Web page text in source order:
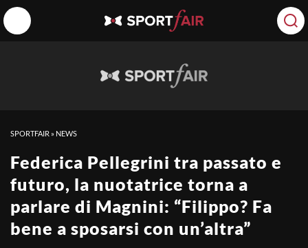
SPORTFAIR » NEWS
Federica Pellegrini tra passato e
futuro, la nuotatrice torna a
parlare di Magnini: “Filippo? Fa
bene a sposarsi con un’altra”